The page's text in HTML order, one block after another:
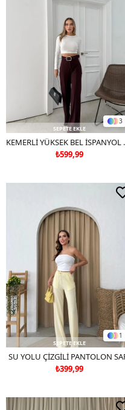
3
SEPETE EKLE
KEMERLİ
₺599,99
1
SEPETE EKLE
SU YOLU ÇİZGİLİ PANTOLON
₺399,99